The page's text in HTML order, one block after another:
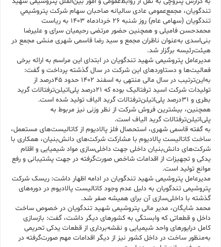
تندگویان، مجمع‌عمومی عادی سالیانه صاحبان سهام شرکت پتروشيمي
تندگويان (سهامی عام) روز شنبه ۲۶ خردادماه ۱۴۰۳ به ریاست
محمدحسن فامیلی و همچنین حضور مرتضی رحیمیان سرای و علیرضا
بنی‌اسدی به‌عنوان ناظران مجمع و سید رضا قاسمی شهری منشی مجمع در
هیئت‌رئیسه برگزار شد.
مدیرعامل پتروشیمی شهید تندگویان در ابتدای این مراسم به ارائه برخی
فعالیت‌ها و دستاوردهای این شرکت در سال گذشته پرداخت و گفت:
به‌این‌ترتیب در سال مالی منتهی به اسفند ۱۴۰۲ حدود ۴۵درصد از
تولیدات شرکت اسید ترفتالیک بوده که ۲۱درصد پلی‌اتیلن‌ترفتالات گرید
بطری و ۳۱درصد پلی‌اتیلن‌ترفتالات گرید الیاف تولید شده است.
همچنین، بیشترین فروش شرکت از نظر وزنی نیز مربوط به
پلی‌اتیلن‌ترفتالات گرید الیاف است.
به گفته قاسمی شهری، استحصال فلز پالادیوم از کاتالیست‌های مستعمل،
ساخت کاتالیست پالادیوم با مشارکت شرکت‌های دانش‌بنیان، همکاری با
شرکت‌های دانش‌بنیان داخلی جهت داخلی‌سازی مواد شیمیایی و اقلام
یدکی و تجهیزات از اقدامات شاخص صورت‌گرفته در جهت پشتیبانی و رفع
موانع تولید است.
مدیرعامل پتروشیمی شهید تندگویان در ادامه اظهار داشت: ریسک شرکت
پتروشیمی تندگویان به دلیل عدم وجود کاتالیست پالادیوم در دوره‌های
گذشته با داخلی‌سازی آن برای همیشه صفر شد.
محمد شایگان، مدیر مالی پتروشیمی شهید تندگویان در خصوص ساخت
داخل و قطعاتی که وابستگی به کشورهای دیگر داشت، گفت: بازسازی
کامل درایورهای واحد شیمیایی و نقشه‌برداری از قطعات یدکی تحریمی
به‌منظور ساخت در داخل کشور نیز از دیگر اقدامات مهم صورت‌گرفته در